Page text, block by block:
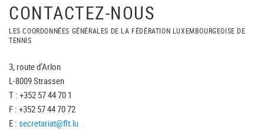
CONTACTEZ-NOUS
LES COORDONNÉES GÉNÉRALES DE LA FÉDÉRATION LUXEMBOURGEOISE DE
TENNIS
3, route d'Arlon
L-8009 Strassen
T : +352 57 44 70 1
F : +352 57 44 70 72
E : secretariat@flt.lu